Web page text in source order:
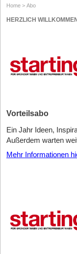
Home > Abo
HERZLICH
Vorteilsabo
Ein Jahr Ideen,
Außerdem warten
Mehr Informationen